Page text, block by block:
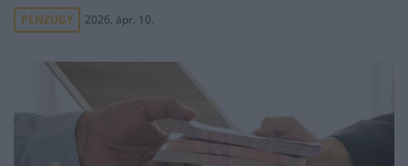
PÉNZÜGY 2026. ápr. 10.